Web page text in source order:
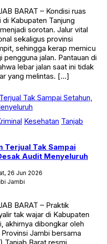
BARAT – Kondisi ruas
Kabupaten Tanjung
sorotan. Jalur vital
sekaligus provinsi
sehingga kerap memicu
jalan. Pantauan di
lebar jalan saat ini tidak
yang melintas. […]
Kesehatan Tanjab
Terjual Tak Sampai
Audit Menyeluruh
26 Jun 2026
Jambi
BARAT – Praktik
tak wajar di Kabupaten
akhirnya dibongkar oleh
Jambi bersama